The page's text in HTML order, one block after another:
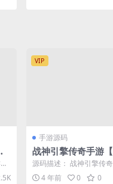
VIP
手游源码
战神引擎传奇手游
九九归一之玛法归
新整理Win半手工
源码描述： 战神引擎传
【180九九归一之玛法归
新整理Win半手工服务...
4 年前 0 0